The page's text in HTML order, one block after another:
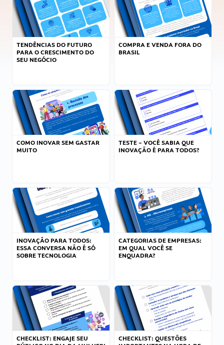
TENDÊNCIAS DO FUTURO
PARA O CRESCIMENTO DO
SEU NEGÓCIO
COMPRA E VENDA FORA DO
BRASIL
COMO INOVAR SEM GASTAR
MUITO
TESTE – VOCÊ SABIA QUE
INOVAÇÃO É PARA TODOS?
INOVAÇÃO PARA TODOS:
ESSA CONVERSA NÃO É SÓ
SOBRE TECNOLOGIA
CATEGORIAS DE EMPRESAS:
EM QUAL VOCÊ SE
ENQUADRA?
CHECKLIST: ENGAJE SEU
CHECKLIST: QUESTÕES